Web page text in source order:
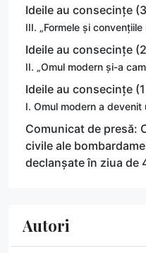
Ideile au consecințe
III. „Formele și
Ideile au consecințe
II. „Omul modern și-a
Ideile au consecințe
I. Omul modern a devenit
Comunicat de presă:
civile ale
declanșate în ziua de
Autori